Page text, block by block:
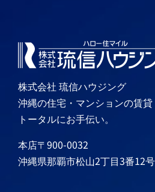
株式会社 琉信ハウジング
沖縄の住宅・マンションの賃
トータルにお手伝い。
本店〒900-0032
沖縄県那覇市松山2丁目3番12号